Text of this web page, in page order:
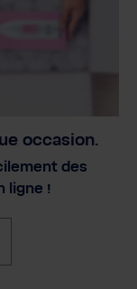
occasion.
des
ligne !